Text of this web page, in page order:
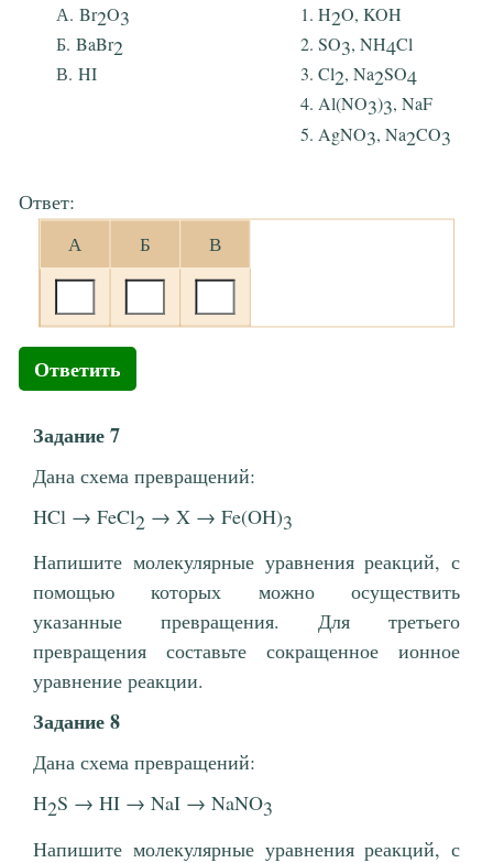
Br2O3
BaBr2
HI
H2O, KOH
SO3, NH4Cl
Cl2, Na2SO4
Al(NO3)3, NaF
AgNO3, Na2CO3
Ответ:
А Б В
Ответить
Задание 7
Дана схема превращений:
HCl → FeCl2 → X → Fe(OH)3
Напишите молекулярные уравнения реакций, с
помощью которых можно осуществить
указанные превращения. Для третьего
превращения составьте сокращенное ионное
уравнение реакции.
Задание 8
Дана схема превращений:
H2S → HI → NaI → NaNO3
Напишите молекулярные уравнения реакций, с